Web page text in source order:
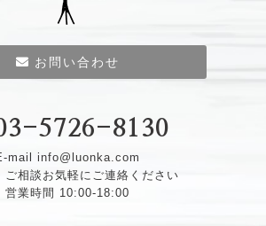
お問い合わせ
5726-8130
mail info@luonka.com
ご相談お気軽にご連絡ください
営業時間 10:00-18:00